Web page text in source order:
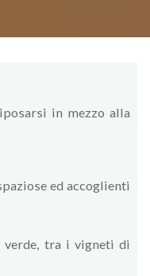
in mezzo alla
ed accoglienti
verde, tra i vigneti di